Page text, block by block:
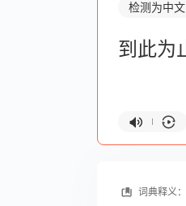
检测为中文
词典释义：